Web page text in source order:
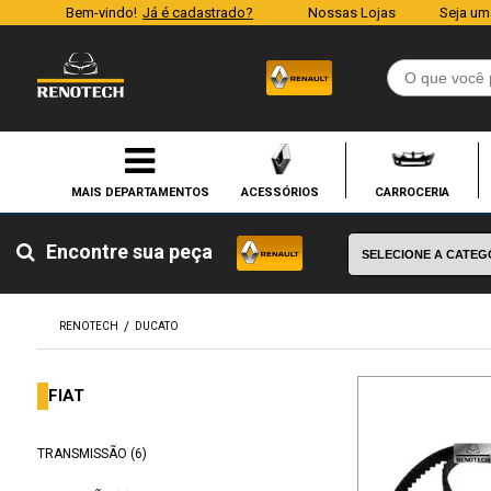
Bem-vindo! Já é cadastrado? Nossas Lojas Seja
ACESSÓRIOS CARROCERIA
Encontre sua peça
RENOTECH DUCATO
FIAT
TRANSMISSÃO (6)